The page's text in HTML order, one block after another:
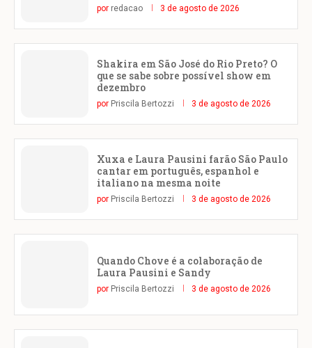
por redacao 3 de agosto de 2026
Shakira em São José do Rio Preto? O
que se sabe sobre possível show em
dezembro
por Priscila Bertozzi 3 de agosto de 2026
Xuxa e Laura Pausini farão São Paulo
cantar em português, espanhol e
italiano na mesma noite
por Priscila Bertozzi 3 de agosto de 2026
Quando Chove é a colaboração de
Laura Pausini e Sandy
por Priscila Bertozzi 3 de agosto de 2026